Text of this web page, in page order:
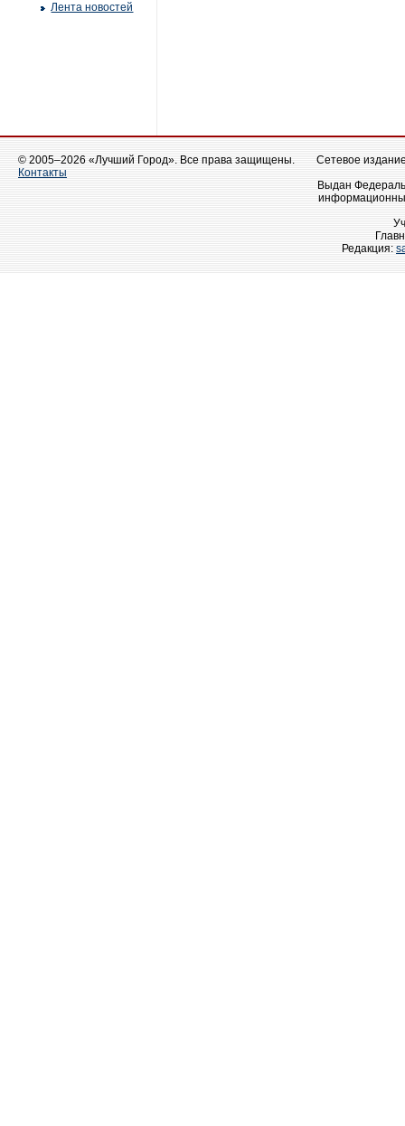
Лента новостей
© 2005–2026 «Лучший Город». Все права защищены.
Контакты
Сетевое
Выдан
Редакция: